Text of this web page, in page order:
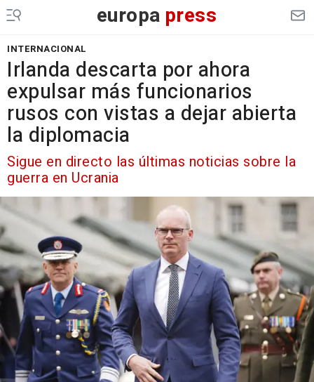
europa press
INTERNACIONAL
Irlanda descarta por ahora
expulsar más funcionarios
rusos con vistas a dejar abierta
la diplomacia
Sigue en directo las últimas noticias sobre la
guerra en Ucrania